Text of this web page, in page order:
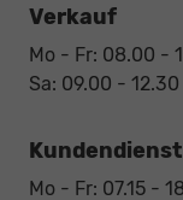
Verkauf
Mo - Fr: 08.00 -
Sa: 09.00 -
Mo - Fr: 07.15 -